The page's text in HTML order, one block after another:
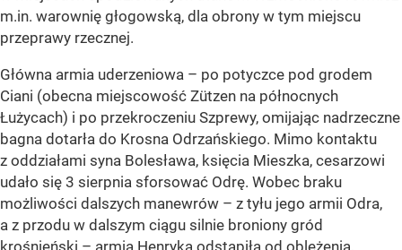
m.in. warownię głogowską, dla obrony w tym miejscu
przeprawy rzecznej.
Główna armia uderzeniowa – po potyczce pod grodem
Ciani (obecna miejscowość Zützen na północnych
Łużycach) i po przekroczeniu Szprewy, omijając nadrzeczne
bagna dotarła do Krosna Odrzańskiego. Mimo kontaktu
z oddziałami syna Bolesława, księcia Mieszka, cesarzowi
udało się 3 sierpnia sforsować Odrę. Wobec braku
możliwości dalszych manewrów – z tyłu jego armii Odra,
a z przodu w dalszym ciągu silnie broniony gród